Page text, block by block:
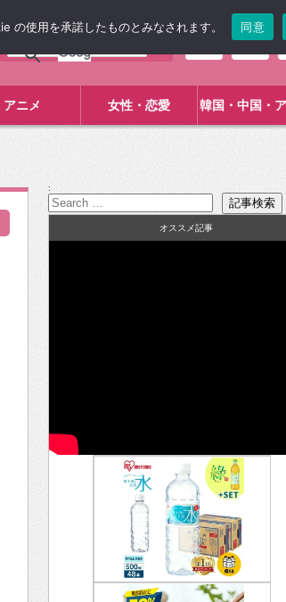
アニメ 女性・恋愛 韓国・中国・
:
オススメ記事
の使用を承諾したものとみなされます。 同意